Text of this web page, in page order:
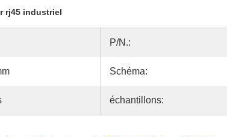
rj45 industriel
P/N.:
Schéma:
échantillons: